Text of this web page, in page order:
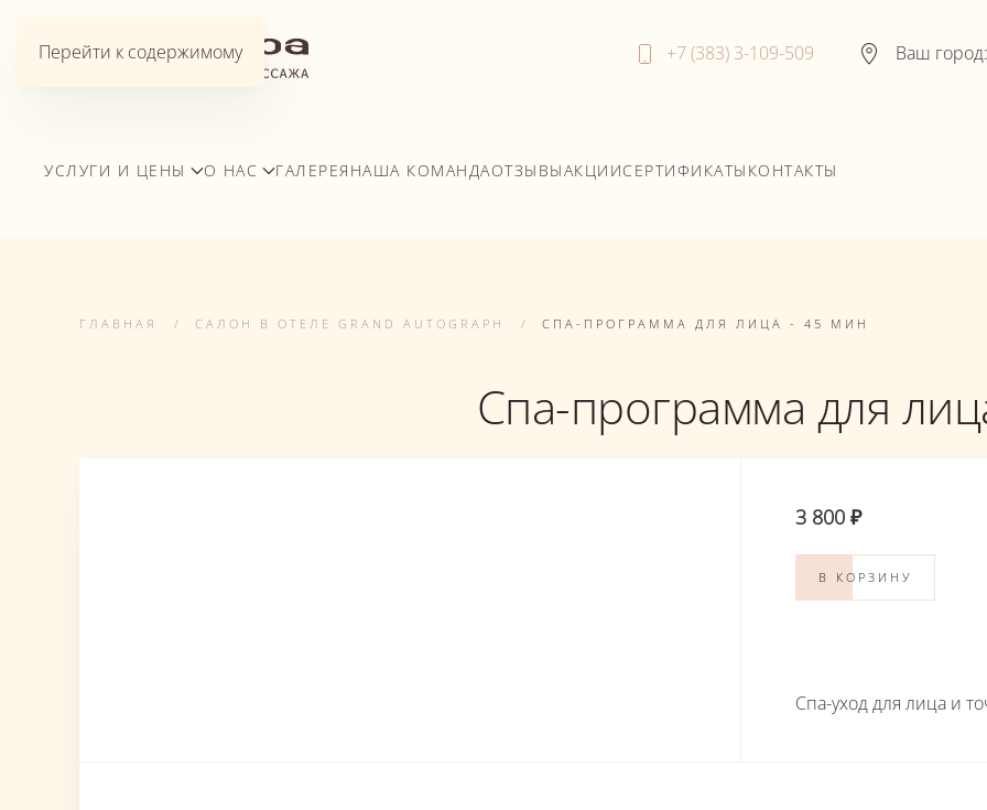
Перейти к содержимому +7 (383) 3-109-509 Ваш город:
УСЛУГИ И ЦЕНЫ О НАС ГАЛЕРЕЯ НАША КОМАНДАОТЗЫВЫАКЦИИСЕРТИФИКАТЫ КОНТАКТЫ
ГЛАВНАЯ САЛОН В ОТЕЛЕ GRAND AUTOGRAPH СПА-ПРОГРАММА ДЛЯ ЛИЦА - 45 МИН
Спа-программа для
Спа-уход для лица и
3 800 ₽
В КОРЗИНУ